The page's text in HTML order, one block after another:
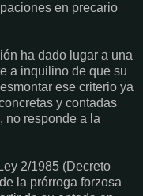
en precario
ha dado lugar a una
a inquilino de que su
ese criterio ya
y contadas
no responde a la
2/1985 (Decreto
la prórroga forzosa